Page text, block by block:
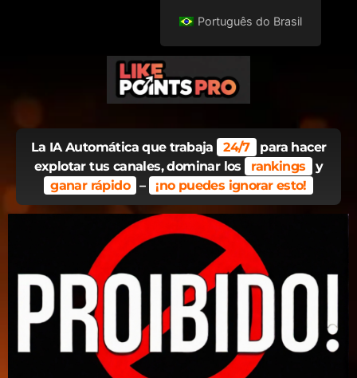
La IA Automática que trabaja 24/7
para hacer
explotar tus canales, dominar los
rankings
y
ganar rápido
– ¡no puedes ignorar esto!
Português do Brasil